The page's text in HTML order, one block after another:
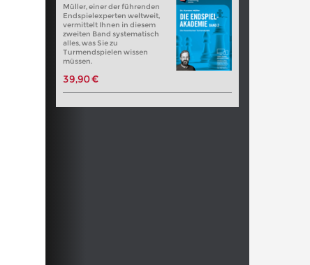
Müller, einer der führenden
Endspielexperten weltweit,
vermittelt Ihnen in diesem
zweiten Band systematisch
alles, was Sie zu
Turmendspielen wissen
müssen.
39,90 €